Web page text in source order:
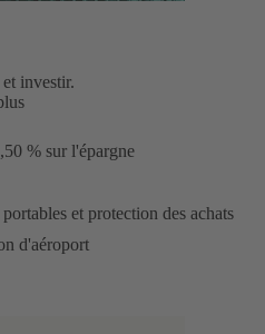
investir.
% sur l'épargne
et protection des achats
d'aéroport